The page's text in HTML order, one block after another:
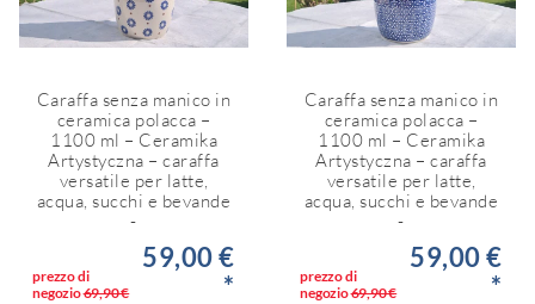
Caraffa senza manico in
ceramica polacca –
1100 ml – Ceramika
Artystyczna – caraffa
versatile per latte,
acqua, succhi e bevande
-
prezzo di
negozio69,90 €
59,00 €
*
Caraffa senza manico in
ceramica polacca –
1100 ml – Ceramika
Artystyczna – caraffa
versatile per latte,
acqua, succhi e bevande
-
prezzo di
negozio69,90 €
59,00 €
*